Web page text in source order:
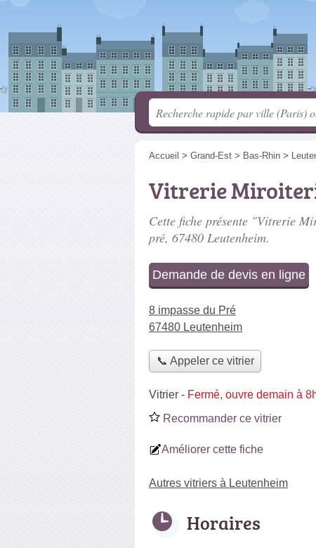
Accueil > Grand-Est > Bas-Rhin >
Vitrerie
Cette fiche présente "Vitrerie
pré, 67480 Leutenheim.
Demande de devis en ligne
8 impasse du Pré
67480 Leutenheim
📞 Appeler ce vitrier
Vitrier - Fermé, ouvre demain à
Recommander ce vitrier
Améliorer cette fiche
Autres vitriers à Leutenheim
Horaires